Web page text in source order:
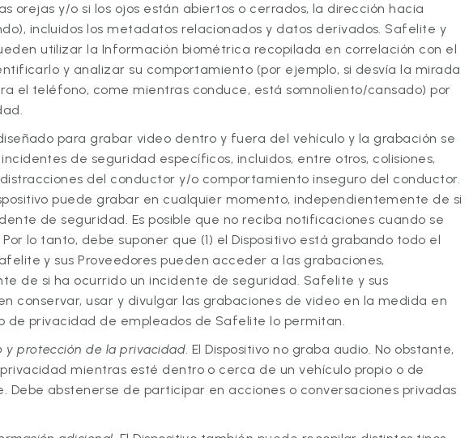
orejas y/o si los ojos están abiertos o cerrados, la dirección hacia
incluidos los metadatos relacionados y datos derivados. Safelite y
utilizar la Información biométrica recopilada en correlación con el
y analizar su comportamiento (por ejemplo, si desvía la mirada
el teléfono, come mientras conduce, está somnoliento/cansado) por
para grabar video dentro y fuera del vehículo y la grabación se
de seguridad específicos, incluidos, entre otros, colisiones,
del conductor y/o comportamiento inseguro del conductor.
puede grabar en cualquier momento, independientemente de si
de seguridad. Es posible que no reciba notificaciones cuando se
lo tanto, debe suponer que (1) el Dispositivo está grabando todo el
y sus Proveedores pueden acceder a las grabaciones,
de si ha ocurrido un incidente de seguridad. Safelite y sus
conservar, usar y divulgar las grabaciones de video en la medida en
de privacidad de empleados de Safelite lo permitan.
y protección de la privacidad. El Dispositivo no graba audio. No obstante,
mientras esté dentro o cerca de un vehículo propio o de
Debe abstenerse de participar en acciones o conversaciones privadas